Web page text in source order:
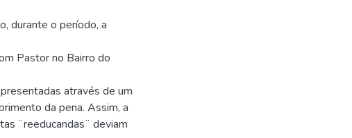
durante o período, a
Pastor no Bairro do
através de um
da pena. Assim, a
¨reeducandas¨ deviam